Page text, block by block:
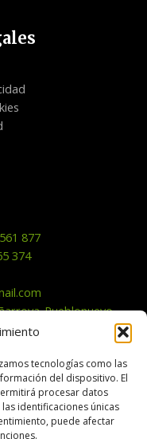
tecnologías como las
del dispositivo. El
procesar datos
identificaciones únicas
puede afectar
877
374
Pueblonuevo,